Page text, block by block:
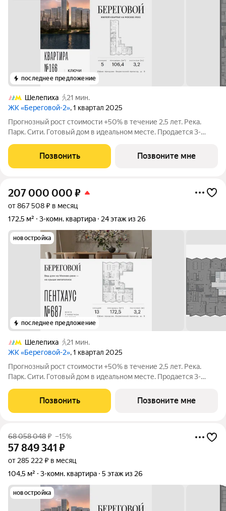
последнее предложение
Шелепиха
21 мин.
ЖК «Береговой-2», 1 квартал 2025
Прогнозный рост стоимости +50% в течение 2,5 лет. Река.
Парк. Сити. Готовый дом в идеальном месте. Продается 3-
и видом на Москву-реку. Береговой - квартал-курорт в центре
столицы. Пешеходная
Позвонить Позвоните мне
207 000 000 ₽
от 867 508 ₽ в месяц
172,5 м²
3-комн. квартира 24 этаж из 26
новостройка
последнее предложение
Шелепиха
21 мин.
ЖК «Береговой-2», 1 квартал 2025
Прогнозный рост стоимости +50% в течение 2,5 лет. Река.
Парк. Сити. Готовый дом в идеальном месте. Продается 3-
и видом на Москву-реку. Береговой - квартал-курорт в центре
столицы. Пешеходная
Позвонить Позвоните мне
68 058 048₽ –15%
57 849 341 ₽
от 285 222 ₽ в месяц
104,5 м²
3-комн. квартира 5 этаж из 26
новостройка